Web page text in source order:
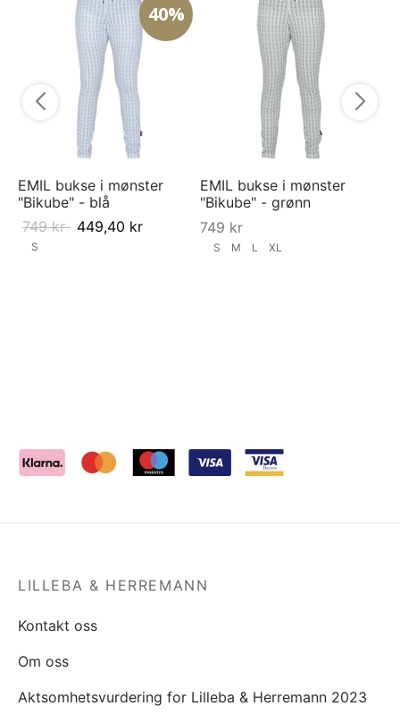
40%
EMIL bukse i mønster
"Bikube" - blå
749kr 449,40 kr
S
EMIL bukse i mønster
"Bikube" - grønn
749 kr
S M L XL
LILLEBA & HERREMANN
Kontakt oss
Om oss
Aktsomhetsvurdering for Lilleba & Herremann 2023